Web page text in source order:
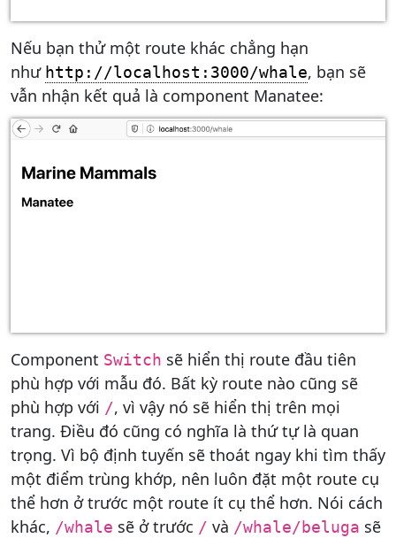
Nếu bạn thử một route khác chẳng hạn
như http://localhost:3000/whale, bạn sẽ
vẫn nhận kết quả là component Manatee:
Component Switch sẽ hiển thị route đầu tiên
phù hợp với mẫu đó. Bất kỳ route nào cũng sẽ
phù hợp với /, vì vậy nó sẽ hiển thị trên mọi
trang. Điều đó cũng có nghĩa là thứ tự là quan
trọng. Vì bộ định tuyến sẽ thoát ngay khi tìm thấy
một điểm trùng khớp, nên luôn đặt một route cụ
thể hơn ở trước một route ít cụ thể hơn. Nói cách
khác, /whale sẽ ở trước / và /whale/beluga sẽ